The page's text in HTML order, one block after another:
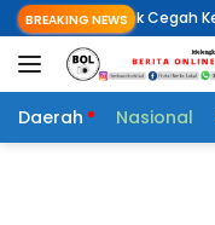
Langsung
ke
konten
BREAKING NEWS
Cegah Kebakaran
Daerah Nasional